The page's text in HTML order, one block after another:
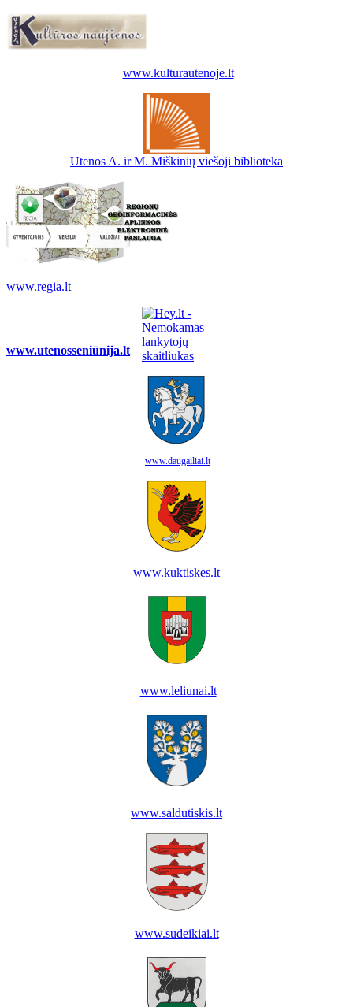
www.kulturautenoje.lt
Utenos A. ir M. Miškinių viešoji biblioteka
www.regia.lt
www.utenosseniūnija.lt
www.daugailiai.lt
www.kuktiskes.lt
www.leliunai.lt
www.saldutiskis.lt
www.sudeikiai.lt